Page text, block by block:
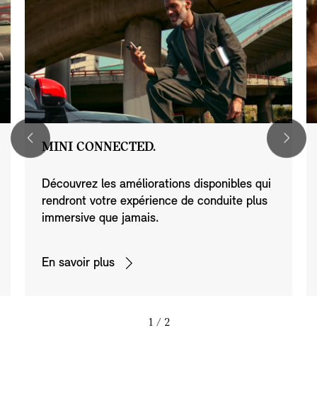
MINI CONNECTED.
Découvrez les améliorations disponibles qui
rendront votre expérience de conduite plus
immersive que jamais.
En savoir plus
1 / 2